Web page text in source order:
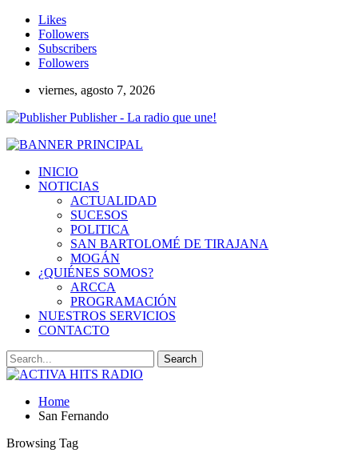
Likes
Followers
Subscribers
Followers
viernes, agosto 7, 2026
Publisher - La radio que une!
INICIO
NOTICIAS
ACTUALIDAD
SUCESOS
POLITICA
SAN BARTOLOMÉ DE TIRAJANA
MOGÁN
¿QUIÉNES SOMOS?
ARCCA
PROGRAMACIÓN
NUESTROS SERVICIOS
CONTACTO
Home
San Fernando
Browsing Tag